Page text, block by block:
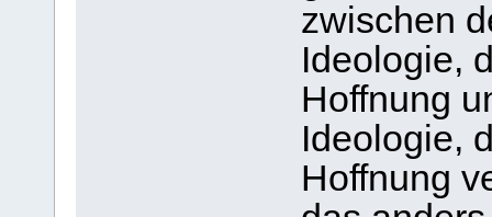
zwischen
Ideologie,
Hoffnung
Ideologie,
Hoffnung